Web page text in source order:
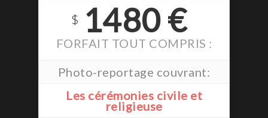
$1480 €
FORFAIT TOUT COMPRIS :
Photo-reportage couvrant:
Les cérémonies civile et
religieuse